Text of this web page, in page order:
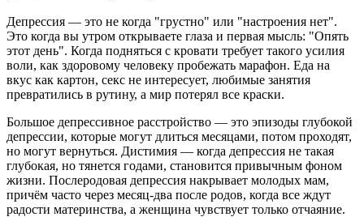
Депрессия — это не когда "грустно" или "настроения нет".
Это когда вы утром открываете глаза и первая мысль: "Опять
этот день". Когда подняться с кровати требует такого усилия
воли, как здоровому человеку пробежать марафон. Еда на
вкус как картон, секс не интересует, любимые занятия
превратились в рутину, а мир потерял все краски.
Большое депрессивное расстройство — это эпизоды глубокой
депрессии, которые могут длиться месяцами, потом проходят,
но могут вернуться. Дистимия — когда депрессия не такая
глубокая, но тянется годами, становится привычным фоном
жизни. Послеродовая депрессия накрывает молодых мам,
причём часто через месяц-два после родов, когда все ждут
радости материнства, а женщина чувствует только отчаяние.